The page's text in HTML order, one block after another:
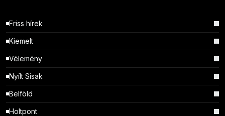
Friss hírek
Kiemelt
Vélemény
Nyílt Sisak
Belföld
Holtpont